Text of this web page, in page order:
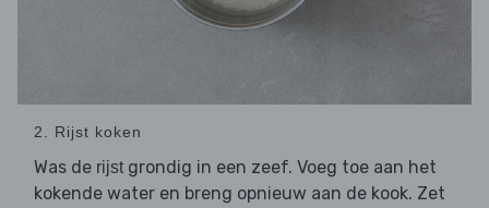
2. Rijst koken
Was de rijstgrondig in een zeef. Voeg toe aan het
kokende water en breng opnieuw aan de kook. Zet